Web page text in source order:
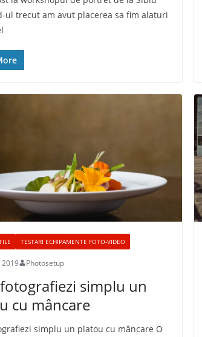
ul trecut am avut placerea sa fim alaturi
TESTARI ECHIPAMENTE FOTO-VIDEO
2019 Photosetup
simplu un
cu mâncare
simplu un platou cu mâncare O